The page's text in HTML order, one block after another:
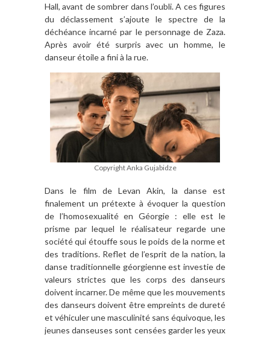
Hall, avant de sombrer dans l’oubli. A ces figures
du déclassement s’ajoute le spectre de la
déchéance incarné par le personnage de Zaza.
Après avoir été surpris avec un homme, le
danseur étoile a fini à la rue.
Copyright Anka Gujabidze
Dans le film de Levan Akin, la danse est
finalement un prétexte à évoquer la question
de l’homosexualité en Géorgie : elle est le
prisme par lequel le réalisateur regarde une
société qui étouffe sous le poids de la norme et
des traditions. Reflet de l’esprit de la nation, la
danse traditionnelle géorgienne est investie de
valeurs strictes que les corps des danseurs
doivent incarner. De même que les mouvements
des danseurs doivent être empreints de dureté
et véhiculer une masculinité sans équivoque, les
jeunes danseuses sont censées garder les yeux